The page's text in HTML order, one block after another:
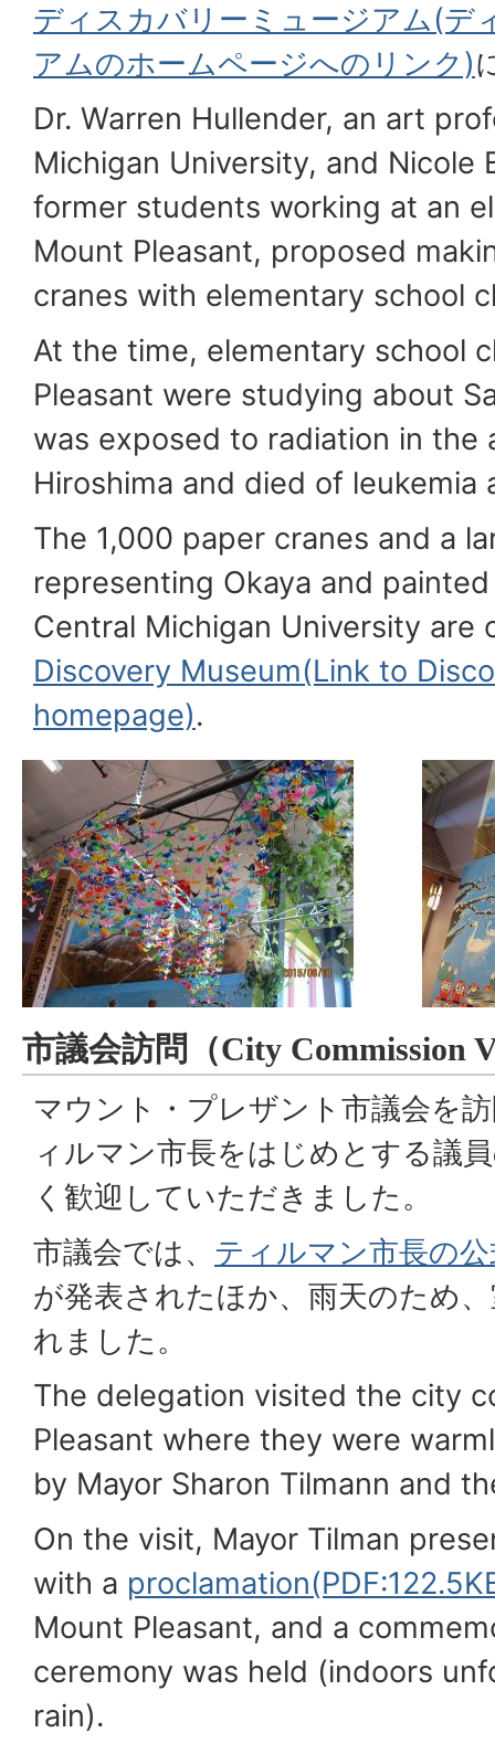
ディスカバリーミュージアム(デ
アムのホームページへのリンク)
Dr. Warren Hullender, an art
Michigan University, and Nicole
former students working at an
Mount Pleasant, proposed
cranes with elementary school
At the time, elementary school
Pleasant were studying about
was exposed to radiation in the
Hiroshima and died of leukemia
The 1,000 paper cranes and a
representing Okaya and
Central Michigan University are
Discovery Museum(Link to
homepage).
市議会訪問（City Commission
マウント・プレザント市議会を
ィルマン市長をはじめとする議
く歓迎していただきました。
市議会では、 ティルマン市長の
が発表されたほか、雨天のため
れました。
The delegation visited the city
Pleasant where they were
by Mayor Sharon Tilmann and
On the visit, Mayor Tilman
with a
Mount Pleasant, and a
ceremony was held (indoors
rain).